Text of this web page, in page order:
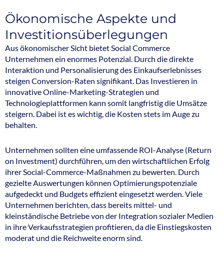
Ökonomische Aspekte und
Investitionsüberlegungen
Aus ökonomischer Sicht bietet Social Commerce
Unternehmen ein enormes Potenzial. Durch die direkte
Interaktion und Personalisierung des Einkaufserlebnisses
steigen Conversion-Raten signifikant. Das Investieren in
innovative Online-Marketing-Strategien und
Technologieplattformen kann somit langfristig die Umsätze
steigern. Dabei ist es wichtig, die Kosten stets im Auge zu
behalten.
Unternehmen sollten eine umfassende ROI-Analyse (Return
on Investment) durchführen, um den wirtschaftlichen Erfolg
ihrer Social-Commerce-Maßnahmen zu bewerten. Durch
gezielte Auswertungen können Optimierungspotenziale
aufgedeckt und Budgets effizient eingesetzt werden. Viele
Unternehmen berichten, dass bereits mittel- und
kleinständische Betriebe von der Integration sozialer Medien
in ihre Verkaufsstrategien profitieren, da die Einstiegskosten
moderat und die Reichweite enorm sind.